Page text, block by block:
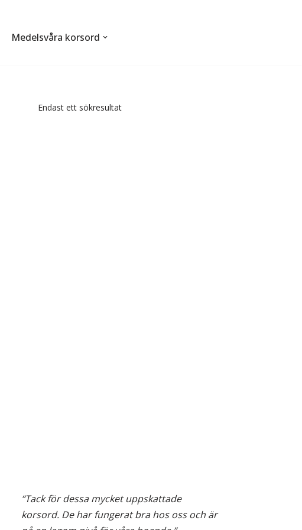
Medelsvåra korsord
Endast ett sökresultat
“Tack för dessa mycket uppskattade
korsord. De har fungerat bra hos oss och är